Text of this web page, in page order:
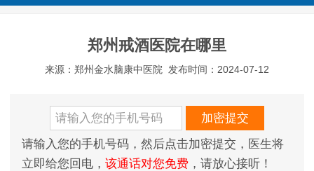
郑州戒酒医院在哪里
来源：郑州金水脑康中医院 发布时间：2024-07-12
请输入您的手机号码，然后点击加密提交，医生将
立即给您回电， 该通话对您免费，请放心接听！